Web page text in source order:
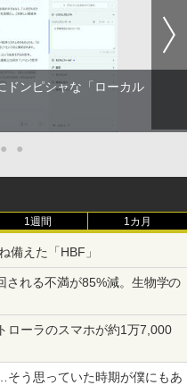
ドンピシャな「ローカル
● ●
1週間 1カ月
備えた「HBF」
れる不満が85%減。生物学の
ローラのスマホが約1万7,000
う思っていた時期が僕にもあ